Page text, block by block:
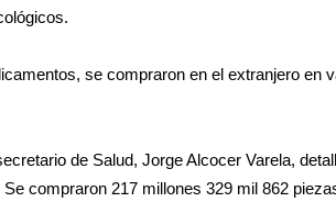
se compraron en el extranjero en
de Salud, Jorge Alcocer Varela,
compraron 217 millones 329 mil 862